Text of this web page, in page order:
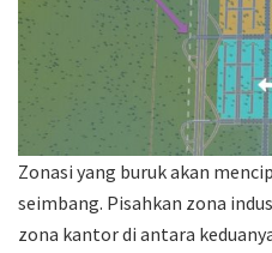
Zonasi yang buruk akan
seimbang. Pisahkan zona
zona kantor di antara